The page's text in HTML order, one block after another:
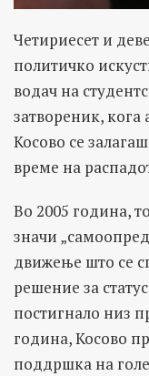
Четириесет и
политичко
водач на
затвореник, кога
Косово се
време на
Во 2005 година,
значи
движење што се
решение за
постигнало низ
година, Косово
поддршка на